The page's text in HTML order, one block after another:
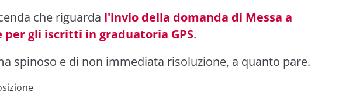
che riguarda l'invio della domanda di Messa a
per gli iscritti in graduatoria GPS.
spinoso e di non immediata risoluzione, a quanto pare.